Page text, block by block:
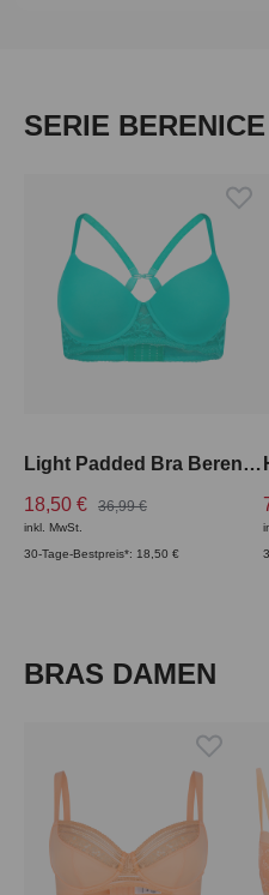
Produktgalerie überspringen
SERIE BERENICE
Light Padded Bra Berenice
18,50 €
36,99 €
inkl. MwSt.
30-Tage-Bestpreis*: 18,50 €
Produktgalerie überspringen
BRAS DAMEN